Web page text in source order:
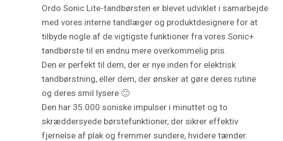
Ordo Sonic Lite-tandbørsten er blevet udviklet i samarbejde
med vores interne tandlæger og produktdesignere for at
tilbyde nogle af de vigtigste funktioner fra vores Sonic+
tandbørste til en endnu mere overkommelig pris.
Den er perfekt til dem, der er nye inden for elektrisk
tandbørstning, eller dem, der ønsker at gøre deres rutine
og deres smil lysere 🙂
Den har 35.000 soniske impulser i minuttet og to
skræddersyede børstefunktioner, der sikrer effektiv
fjernelse af plak og fremmer sundere, hvidere tænder.